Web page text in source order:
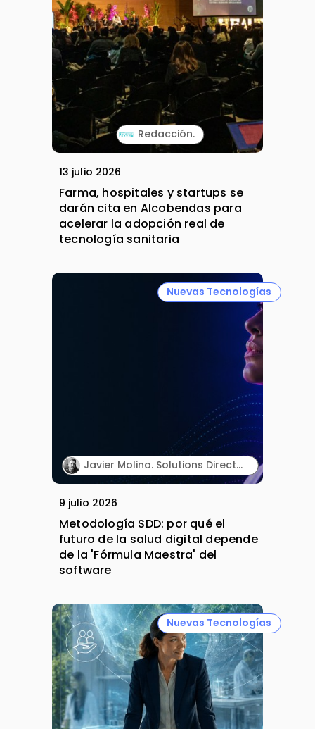
Redacción.
13 julio 2026
Farma, hospitales y startups se
darán cita en Alcobendas para
acelerar la adopción real de
tecnología sanitaria
Nuevas Tecnologías
Javier Molina. Solutions Director. Sngular.
9 julio 2026
Metodología SDD: por qué el
futuro de la salud digital depende
de la 'Fórmula Maestra' del
software
Nuevas Tecnologías